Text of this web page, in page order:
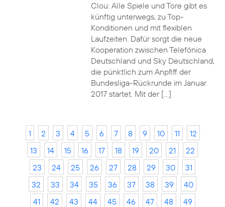
Clou: Alle Spiele und Tore gibt es
künftig unterwegs, zu Top-
Konditionen und mit flexiblen
Laufzeiten. Dafür sorgt die neue
Kooperation zwischen Telefónica
Deutschland und Sky Deutschland,
die pünktlich zum Anpfiff der
Bundesliga-Rückrunde im Januar
2017 startet. Mit der […]
1 2 3 4 5 6 7 8 9 10 11
12
13
14 15 16 17 18 19 20 21
22
23
24 25 26 27 28 29 30
31
32
33 34 35 36 37 38 39
40
41
42 43 44 45 46 47 48
49